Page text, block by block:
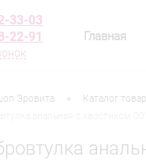
33-03
22-91
Главная
Эровита Каталог